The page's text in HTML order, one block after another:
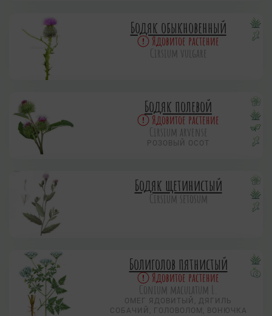
Бодяк обыкновенный
Ядовитое растение
Cirsium vulgare
Бодяк полевой
Ядовитое растение
Cirsium arvense
РОЗОВЫЙ ОСОТ
Бодяк щетинистый
Cirsium setosum
Болиголов пятнистый
Ядовитое растение
Conium maculatum L.
ОМЕГ ЯДОВИТЫЙ, ДЯГИЛЬ
СОБАЧИЙ, ГОЛОВОЛОМ, ВОНЮЧКА